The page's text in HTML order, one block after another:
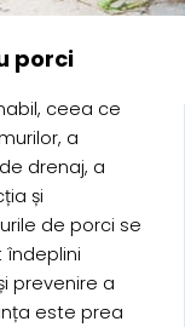
porci
ceea ce
a
drenaj, a
și
de porci se
prevenire a
este prea